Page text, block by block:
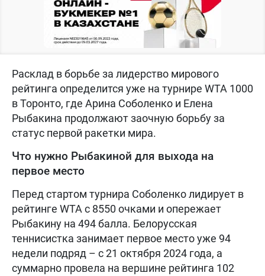
Расклад в борьбе за лидерство мирового
рейтинга определится уже на турнире WTA 1000
в Торонто, где Арина Соболенко и Елена
Рыбакина продолжают заочную борьбу за
статус первой ракетки мира.
Что нужно Рыбакиной для выхода на
первое место
Перед стартом турнира Соболенко лидирует в
рейтинге WTA с 8550 очками и опережает
Рыбакину на 494 балла. Белорусская
теннисистка занимает первое место уже 94
недели подряд – с 21 октября 2024 года, а
суммарно провела на вершине рейтинга 102